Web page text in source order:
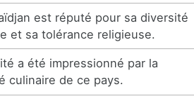
est réputé pour sa diversité
et sa tolérance religieuse.
a été impressionné par la
culinaire de ce pays.